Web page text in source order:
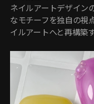
ネイルアートデザイン
なモチーフを独自の視
イルアートへと再構築